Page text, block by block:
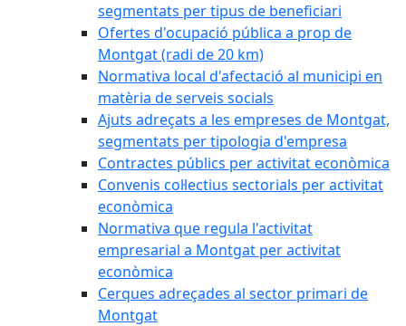
segmentats per tipus de beneficiari
Ofertes d'ocupació pública a prop de
Montgat (radi de 20 km)
Normativa local d'afectació al municipi en
matèria de serveis socials
Ajuts adreçats a les empreses de Montgat,
segmentats per tipologia d'empresa
Contractes públics per activitat econòmica
Convenis col·lectius sectorials per activitat
econòmica
Normativa que regula l'activitat
empresarial a Montgat per activitat
econòmica
Cerques adreçades al sector primari de
Montgat